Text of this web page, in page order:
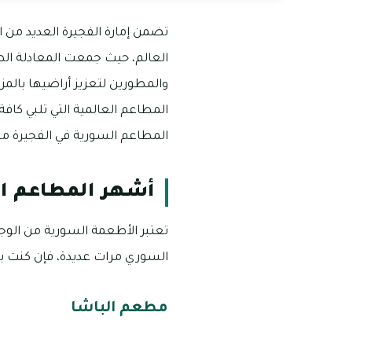
تضمن إمارة الفجيرة العديد
العالم، حيث جمعت المعادلة
والمطورين لتعزيز أراضيها
المطاعم العالمية التي تلبي
المطاعم السورية في الفجيرة
أشهر المطاعم
تعتبر الأطعمة السورية من
السوري مرات عديدة، فإن كنت
مطعم الباشا